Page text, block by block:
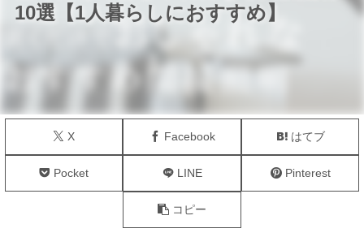
10選【1人暮らしにおすすめ】
X Facebook はてブ
Pocket LINE Pinterest
コピー